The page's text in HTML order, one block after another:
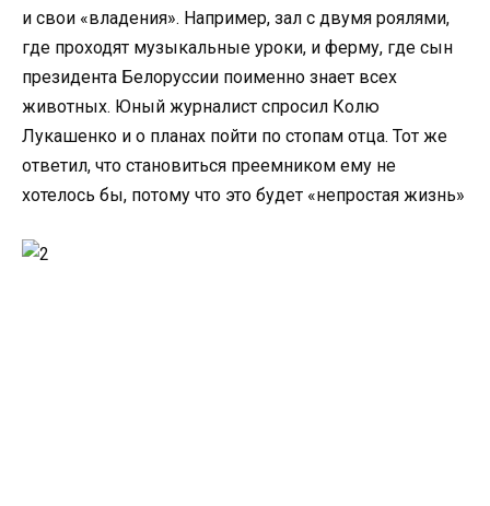
и свои «владения». Например, зал с двумя роялями,
где проходят музыкальные уроки, и ферму, где сын
президента Белоруссии поименно знает всех
животных. Юный журналист спросил Колю
Лукашенко и о планах пойти по стопам отца. Тот же
ответил, что становиться преемником ему не
хотелось бы, потому что это будет «непростая жизнь»